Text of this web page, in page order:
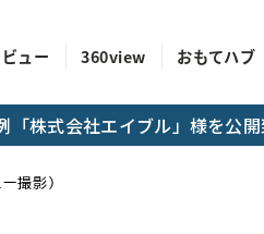
ュー 360view おもてハブ
株式会社エイブル」様を公
撮影）